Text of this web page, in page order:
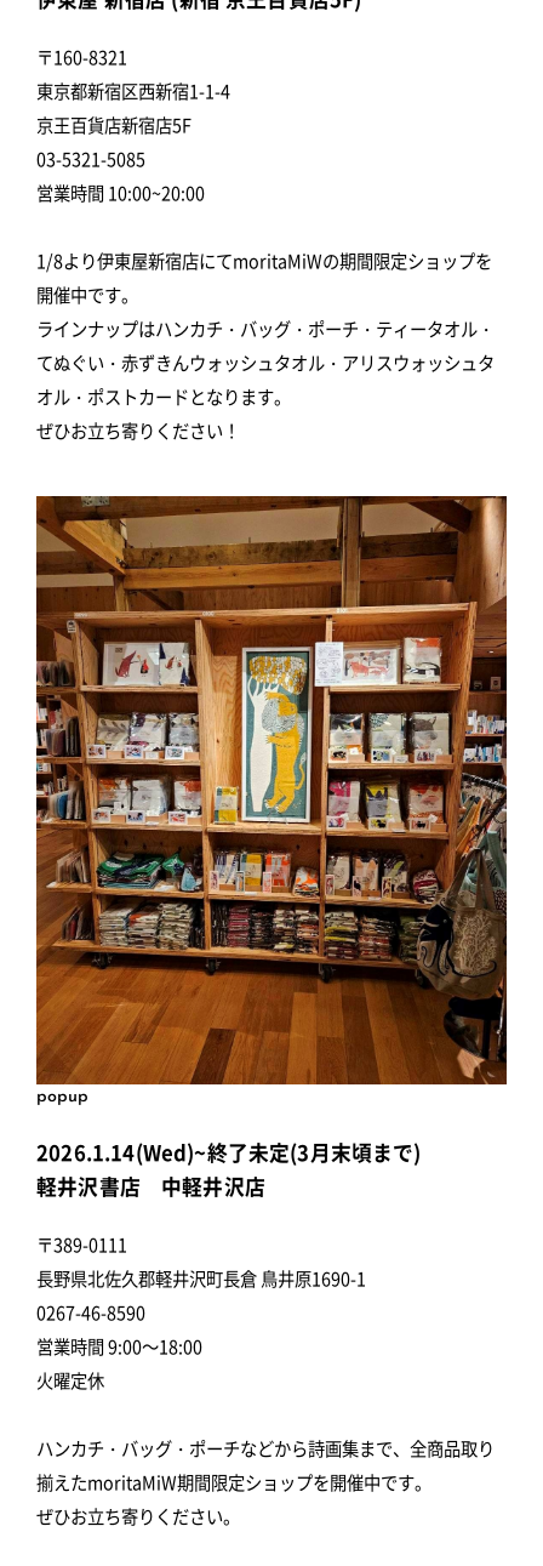
〒160-8321
東京都新宿区西新宿1-1-4
京王百貨店新宿店5F
03-5321-5085
営業時間 10:00~20:00
1/8より伊東屋新宿店にてmoritaMiWの期間限定ショップを
開催中です。
ラインナップはハンカチ・バッグ・ポーチ・ティータオル・
てぬぐい・赤ずきんウォッシュタオル・アリスウォッシュタ
オル・ポストカードとなります。
ぜひお立ち寄りください！
popup
2026.1.14(Wed)~終了未定(3月末頃まで)
軽井沢書店 中軽井沢店
〒389-0111
長野県北佐久郡軽井沢町長倉 鳥井原1690-1
0267-46-8590
営業時間 9:00～18:00
火曜定休
ハンカチ・バッグ・ポーチなどから詩画集まで、全商品取り
揃えたmoritaMiW期間限定ショップを開催中です。
ぜひお立ち寄りください。